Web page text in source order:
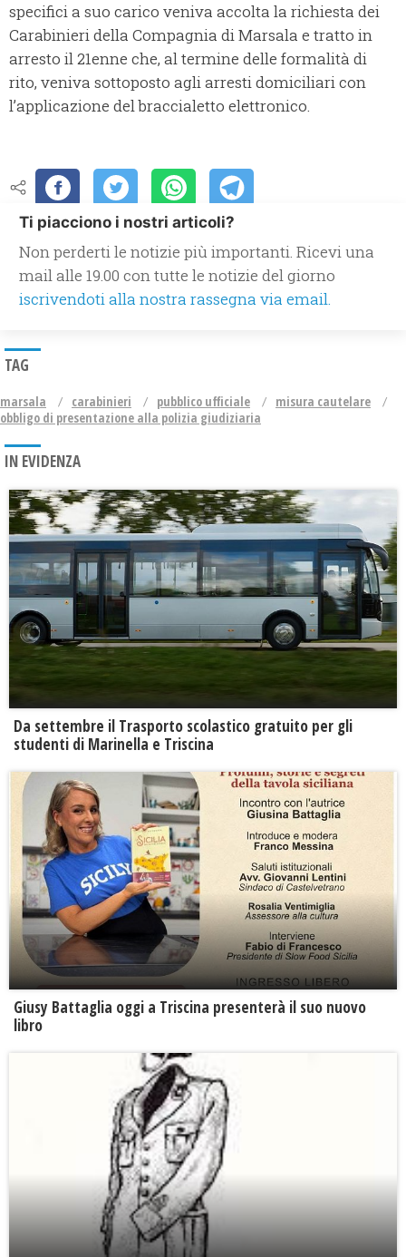
specifici a suo carico veniva accolta la richiesta dei
Carabinieri della Compagnia di Marsala e tratto in
arresto il 21enne che, al termine delle formalità di
rito, veniva sottoposto agli arresti domiciliari con
l’applicazione del braccialetto elettronico.
Ti piacciono i nostri articoli?
Non perderti le notizie più importanti. Ricevi una
mail alle 19.00 con tutte le notizie del giorno
iscrivendoti alla nostra rassegna via email.
TAG
marsala carabinieri pubblico ufficiale
misura cautelare
obbligo di presentazione alla polizia giudiziaria
IN EVIDENZA
Da settembre il Trasporto scolastico gratuito per gli
studenti di Marinella e Triscina
Giusy Battaglia oggi a Triscina presenterà il suo nuovo
libro